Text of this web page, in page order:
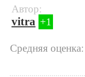
Автор:
vitra +1
Cредняя оценка: